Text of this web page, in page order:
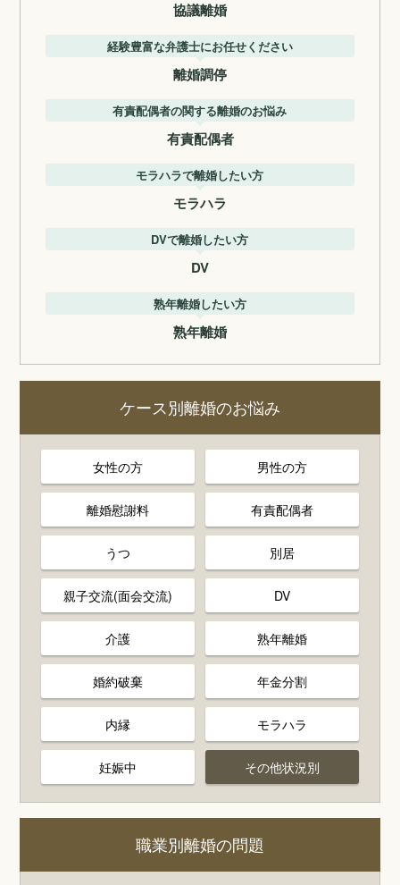
協議離婚
経験豊富な弁護士にお任せください
離婚調停
有責配偶者の関する離婚のお悩み
有責配偶者
モラハラで離婚したい方
モラハラ
DVで離婚したい方
DV
熟年離婚したい方
熟年離婚
ケース別離婚のお悩み
女性の方 男性の方
離婚慰謝料 有責配偶者
うつ 別居
親子交流(面会交流) DV
介護 熟年離婚
婚約破棄 年金分割
内縁 モラハラ
妊娠中 その他状況別
職業別離婚の問題